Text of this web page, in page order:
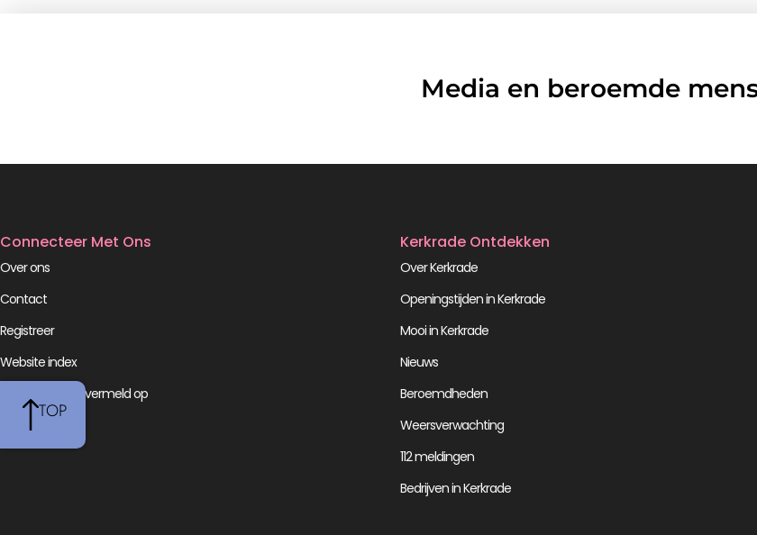
TOP
Media en beroemde
Connecteer Met Ons
Over ons
Contact
Registreer
Website index
Wij worden ook vermeld op
Kerkrade Ontdekken
Over Kerkrade
Openingstijden in Kerkrade
Mooi in Kerkrade
Nieuws
Beroemdheden
Weersverwachting
112 meldingen
Bedrijven in Kerkrade